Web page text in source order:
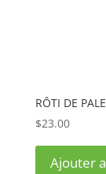
RÔTI DE
$23.00
Ajouter